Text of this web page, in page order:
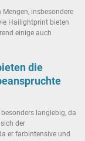
insbesondere
Hailightprint bieten
einige auch
die
langlebig, da
der
er farbintensive und